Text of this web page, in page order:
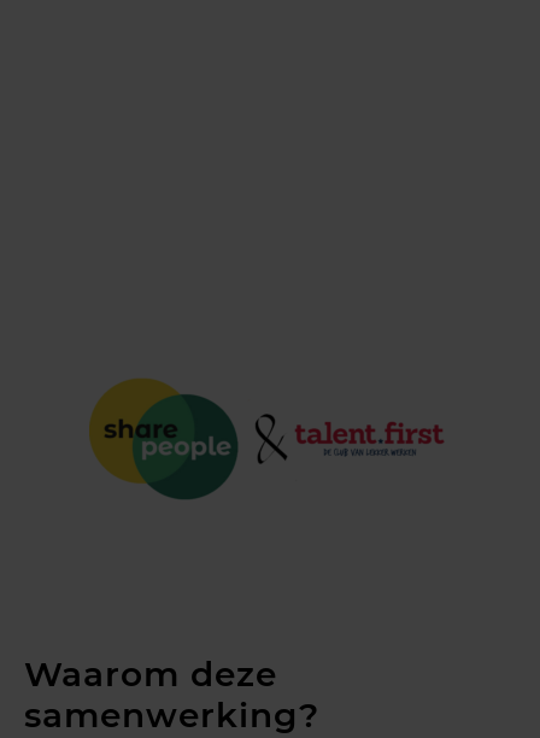
Waarom deze
samenwerking?